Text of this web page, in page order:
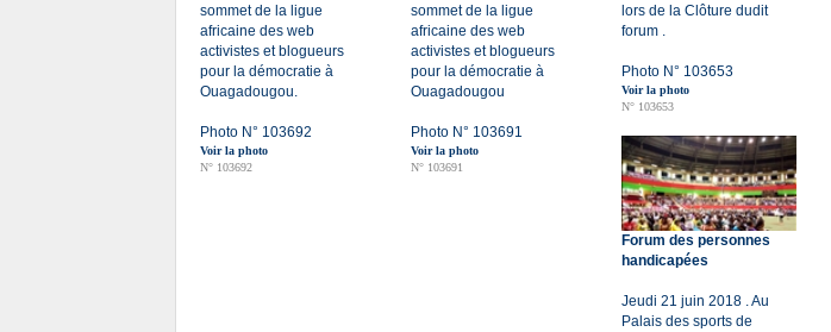
sommet de la ligue
africaine des web
activistes et blogueurs
pour la démocratie à
Ouagadougou.
Photo N° 103692
Voir la photo
N° 103692
sommet de la ligue
africaine des web
activistes et blogueurs
pour la démocratie à
Ouagadougou
Photo N° 103691
Voir la photo
N° 103691
lors de la Clôture dudit
forum .
Photo N° 103653
Voir la photo
N° 103653
Forum des personnes
handicapées
Jeudi 21 juin 2018 . Au
Palais des sports de